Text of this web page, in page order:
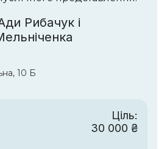
Рибачук і
10 Б
Ціль:
30 000 ₴